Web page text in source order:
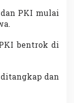
PKI mulai
bentrok di
dan